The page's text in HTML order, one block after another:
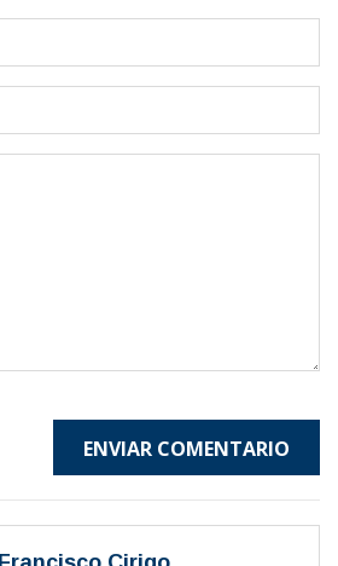
ENVIAR COMENTARIO